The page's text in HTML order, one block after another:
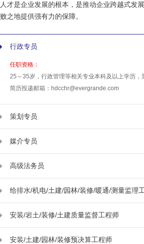
人才是企业发展的根本，是推动企业跨越式发
败之地提供强有力的保障。
行政专员
任职资格：
25～35岁，行政管理等相关专业本科及以上学历
简历投递邮箱：hdcchr@evergrande.com
策划专员
媒介专员
高级法务员
给排水/机电/土建/园林/装修/暖通/测量监理
安装/岩土/装修/土建质量监督工程师
安装/土建/园林/装修预决算工程师